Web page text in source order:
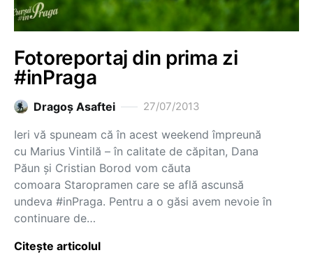
Fotoreportaj din prima zi
#inPraga
Dragoş Asaftei 27/07/2013
Ieri vă spuneam că în acest weekend împreună
cu Marius Vintilă – în calitate de căpitan, Dana
Păun și Cristian Borod vom căuta
comoara Staropramen care se află ascunsă
undeva #inPraga. Pentru a o găsi avem nevoie în
continuare de…
Citește articolul